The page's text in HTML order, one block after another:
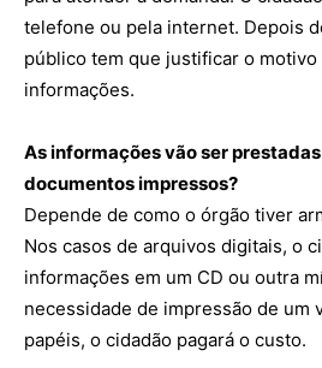
telefone ou pela internet. Depois
público tem que justificar o motivo
informações.
As informações vão ser
documentos impressos?
Depende de como o órgão tiver
Nos casos de arquivos digitais, o
informações em um CD ou outra
necessidade de impressão de um
papéis, o cidadão pagará o custo.